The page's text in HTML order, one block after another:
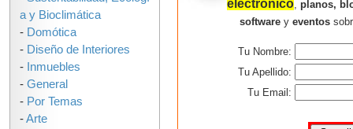
electrónico, planos,
softwarey eventos
Tu Nombre:
Tu Apellido:
Tu Email:
a y Bioclimática
- Domótica
- Diseño de Interiores
- Inmuebles
- General
- Por Temas
-Arte